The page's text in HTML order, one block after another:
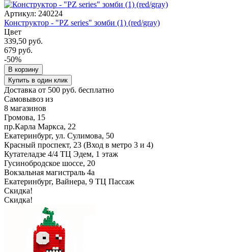
Артикул: 240224
Конструктор - "PZ series" зомби (1) (red/gray)
Цвет
339,50 руб.
679 руб.
-50%
В корзину
Купить в один клик
Доставка от 500 руб. бесплатно
Самовывоз из
8 магазинов
Громова, 15
пр.Карла Маркса, 22
Екатеринбург, ул. Сулимова, 50
Красный проспект, 23 (Вход в метро 3 и 4)
Кутателадзе 4/4 ТЦ Эдем, 1 этаж
Гусинобродское шоссе, 20
Вокзальная магистраль 4а
Екатеринбург, Вайнера, 9 ТЦ Пассаж
Скидка!
Скидка!